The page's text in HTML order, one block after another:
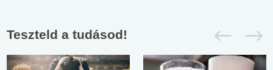
Teszteld a tudásod!